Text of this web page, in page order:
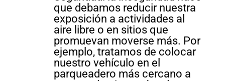
que debamos reducir nuestra
exposición a actividades al
aire libre o en sitios que
promuevan moverse más. Por
ejemplo, tratamos de colocar
nuestro vehículo en el
parqueadero más cercano a